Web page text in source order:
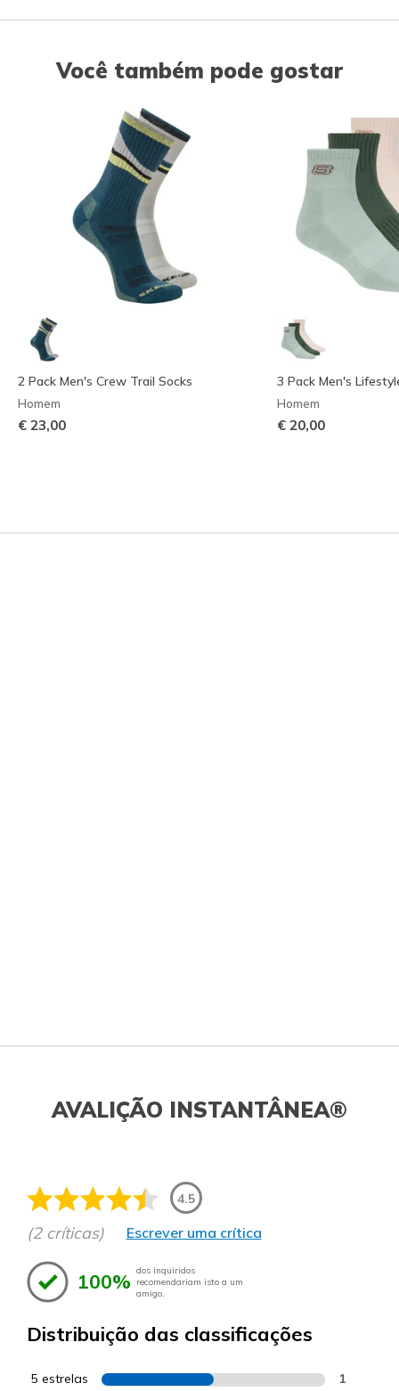
Você também pode gostar
2 Pack Men's Crew Trail Socks
Homem
€ 23,00
3 Pack Men's
Homem
€ 20,00
AVALIÇÃO INSTANTÂNEA®
4.5
(2 críticas) Escrever uma crítica
100% dos inquiridos
recomendariam isto a um
amigo.
Distribuição das classificações
5 estrelas 1